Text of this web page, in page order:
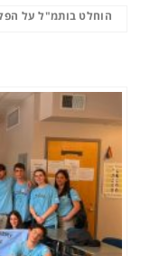
הוחלט בותמ"ל על